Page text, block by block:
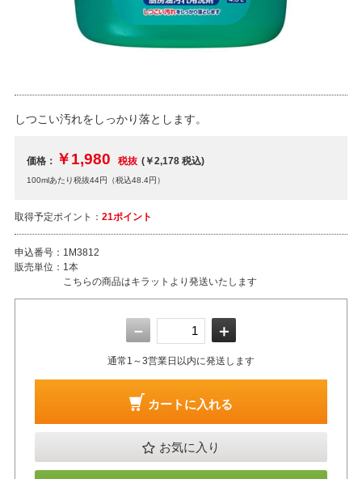
しつこい汚れをしっかり落とします。
価格： ￥1,980 税抜 (￥2,178税込)
100mlあたり税抜44円（税込48.4円）
取得予定ポイント： 21ポイント
申込番号： 1M3812
販売単位： 1本
こちらの商品はキラットより発送いたします
－ ＋
通常1～3営業日以内に発送します
カートに入れる
お気に入り